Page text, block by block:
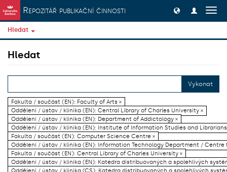
Přeskočit na obsah
Repozitář publikační činnosti
Hledat
Hledat
Vykonat
Fakulta / součást (EN): Faculty of Arts ×
Oddělení / ústav / klinika (EN): Central Library of Charles University ×
Oddělení / ústav / klinika (EN): Department of Addictology ×
Oddělení / ústav / klinika (EN): Institute of Information Studies and
Fakulta / součást (EN): Computer Science Centre ×
Oddělení / ústav / klinika (EN): Information Technology Department / Centre
Fakulta / součást (EN): Central Library of Charles University ×
Oddělení / ústav / klinika (EN): Katedra distribuovaných a spolehlivých